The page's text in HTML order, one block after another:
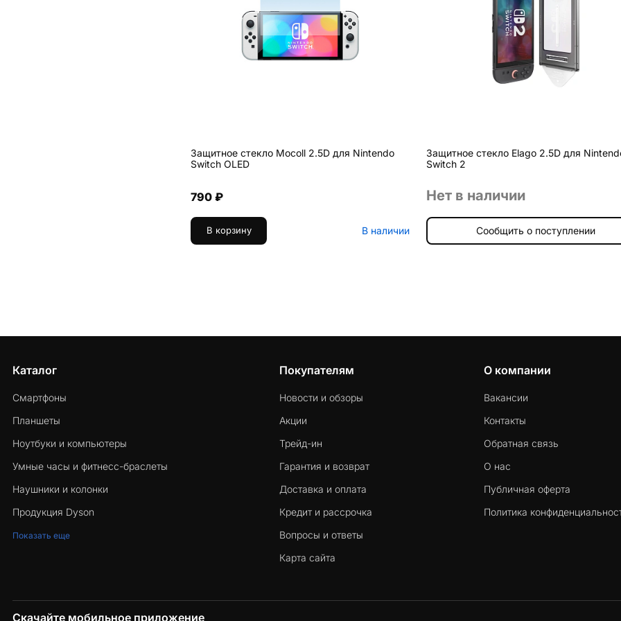
Защитное стекло Mocoll 2.5D для Nintendo
Switch OLED
790 ₽
В корзину В наличии
Защитное стекло Elago 2.5D для
Switch 2
Нет в наличии
Сообщить о поступлении
Каталог
Смартфоны
Планшеты
Ноутбуки и компьютеры
Умные часы и фитнесс-браслеты
Наушники и колонки
Продукция Dyson
Показать еще
Покупателям
Новости и обзоры
Акции
Трейд-ин
Гарантия и возврат
Доставка и оплата
Кредит и рассрочка
Вопросы и ответы
Карта сайта
О компании
Вакансии
Контакты
Обратная связь
О нас
Публичная оферта
Политика
Скачайте мобильное приложение